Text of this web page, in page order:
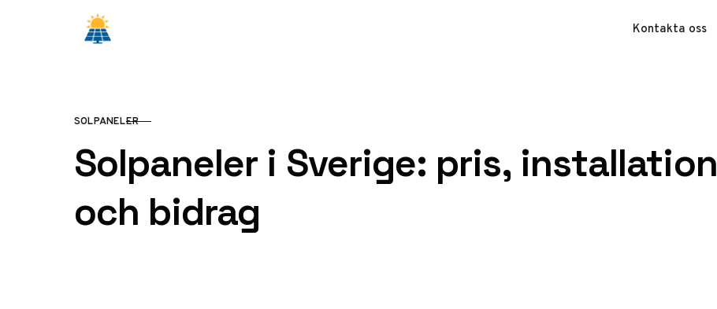
Hoppa till innehåll
Kontakta oss
KATEGORI
SOLPANELER
Solpaneler i Sverige: pris, installation
och bidrag